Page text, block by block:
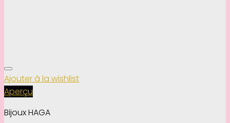
Ajouter à la wishlist
Aperçu
Bijoux HAGA